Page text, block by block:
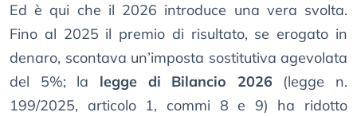
Ed è qui che il 2026 introduce una vera svolta.
Fino al 2025 il premio di risultato, se erogato in
denaro, scontava un’imposta sostitutiva agevolata
del 5%; la legge di Bilancio 2026 (legge n.
199/2025, articolo 1, commi 8 e 9) ha ridotto